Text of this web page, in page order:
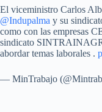
El viceministro Carlos
@Indupalma y su
como con las empresas
sindicato
abordar temas laborales .
— MinTrabajo